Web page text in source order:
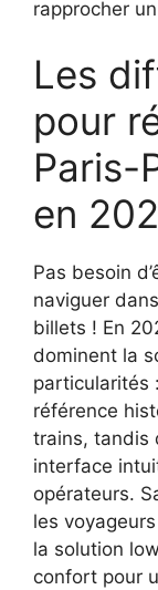
rapprocher
Les
pour
Paris-
en
Pas besoin
naviguer
billets ! En
dominent la
particularités :
référence
trains, tandis
interface
opérateurs.
les
la solution
confort pour